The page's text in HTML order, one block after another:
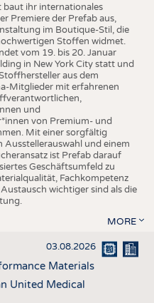
baut ihr internationales
Premiere der Prefab aus,
im Boutique-Stil, die
Stoffen widmet.
vom 19. bis 20. Januar
in New York City statt und
aus dem
Mitglieder mit erfahrenen
und
von Premium- und
Mit einer sorgfältig
Ausstellerauswahl und einem
ist Prefab darauf
Geschäftsumfeld zu
Fachkompetenz
wichtiger sind als die
MORE
03.08.2026
Materials
United Medical